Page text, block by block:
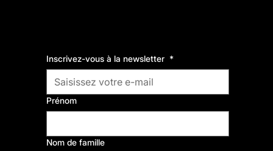
Comme Vous Émoi,
fabrique de cultures et de solidarités.
Inscrivez-vous à la newsletter *
Prénom
Nom de famille